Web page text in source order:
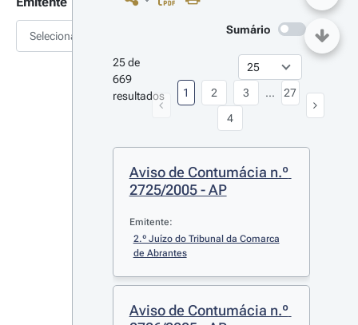
Selecionar Sumário
25 de
669
resultados
1 2
3
4
... 27
Aviso de Contumácia n.º
2725/2005 - AP
Emitente:
2.º Juízo do Tribunal da Comarca
de Abrantes
Aviso de Contumácia n.º